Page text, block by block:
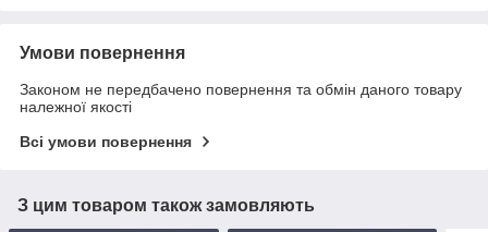
Умови повернення
Законом не передбачено повернення та обмін даного товару
належної якості
Всі умови повернення
З цим товаром також замовляють